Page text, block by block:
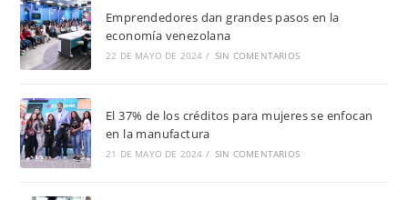
Emprendedores dan grandes pasos en la
economía venezolana
22 DE MAYO DE 2024 / SIN COMENTARIOS
El 37% de los créditos para mujeres se enfocan
en la manufactura
21 DE MAYO DE 2024 / SIN COMENTARIOS